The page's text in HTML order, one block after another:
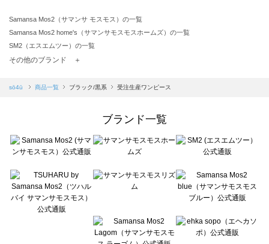
Samansa Mos2（サマンサ モスモス）の一覧
Samansa Mos2 home's（サマンサモスモスホームズ）の一覧
SM2（エスエムツー）の一覧
TSUHARU by Samansa Mos2（ツハルバイサマンサモスモス）の一覧
Samansa Mos2 blue（サマンサモスモス ブルー）の一覧
Te chichi（テチチ）の一覧
Te chichi CLASSIC（テチチ クラシック）の一覧
Lugnoncure（ルノンキュール）の一覧
BETTY'S BLUE（べティーズブルー）の一覧
Wpc.（ワールドパーティー）の一覧
その他のブランド ＋
sō4ū 商品一覧 ブラック/黒系 受注生産ワンピース
ブランド一覧